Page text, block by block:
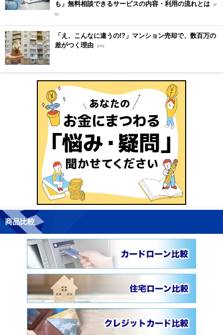
も」無料相談できるサービスの内容・利用の流れとは [P
R]
「え、こんなに違うの!?」マンション売却で、数百万の
差がつく理由 [PR]
商品比較